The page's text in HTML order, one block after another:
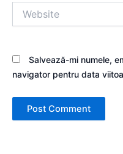
Salvează-mi numele,
navigator pentru data